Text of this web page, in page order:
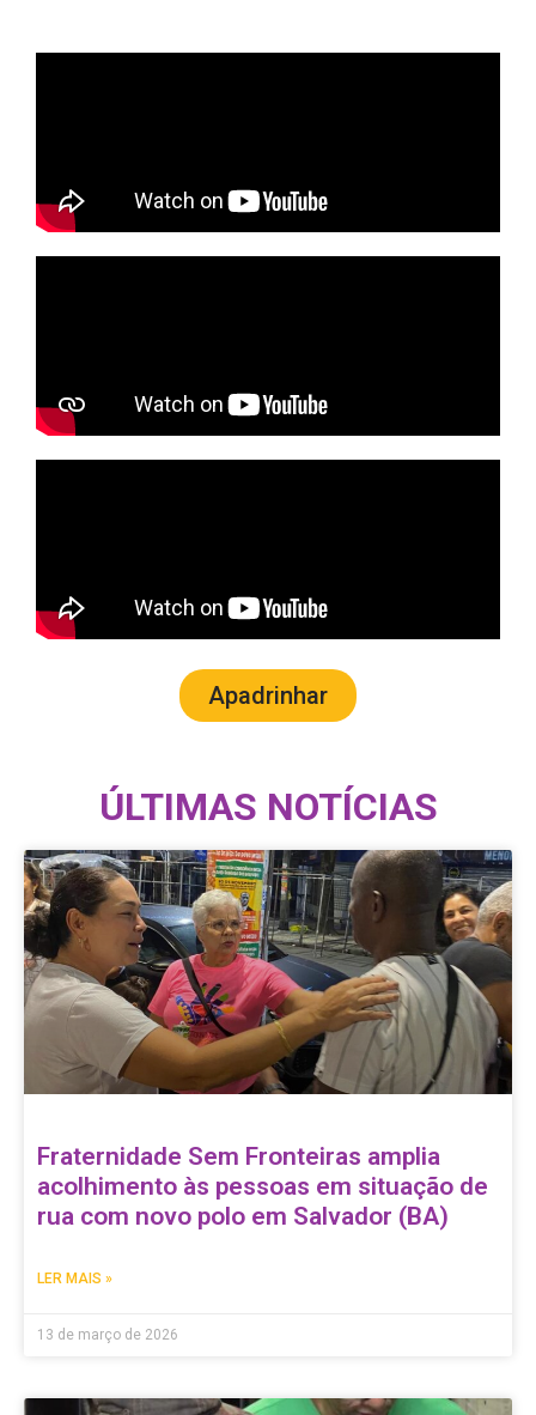
Apadrinhar
ÚLTIMAS NOTÍCIAS
Fraternidade Sem Fronteiras amplia
acolhimento às pessoas em situação de
rua com novo polo em Salvador (BA)
LER MAIS »
13 de março de 2026